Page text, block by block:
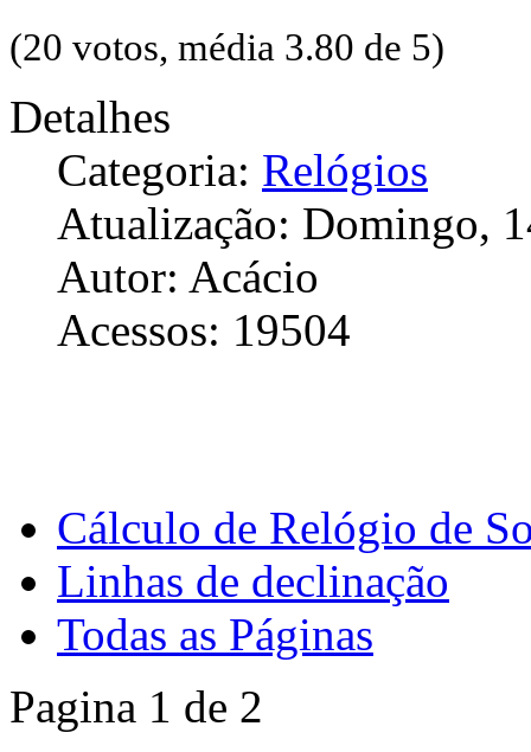
(20 votos, média 3.80 de 5)
Detalhes
Categoria: Relógios
Atualização: Domingo,
Autor: Acácio
Acessos: 19504
Cálculo de Relógio de
Linhas de declinação
Todas as Páginas
Pagina 1 de 2